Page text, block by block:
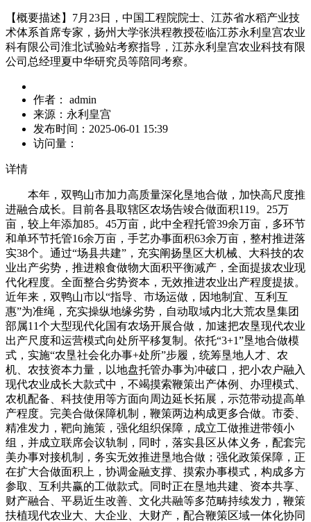
【概要描述】 7月23日，中国工程院院士、江苏省水稻产业技
术体系首席专家，扬州大学张洪程教授莅临江苏永利皇宫农业
科有限公司淮北试验站考察指导，江苏永利皇宫农业科技有限
公司总经理夏中华研究员等陪同考察。
作者：
admin
来源： 永利皇宫
发布时间： 2025-06-01 15:39
访问量：
详情
本年，双鸭山市加力高质量深化垦地合做，加快高尺度推
进融合成长。目前各县取辖区农场告竣合做面积119。25万
亩，较上年添加85。45万亩，此中全程托管39余万亩，多环节
和单环节托管16余万亩，手艺办事面积63余万亩，整村推进落
实38个。通过“场县共建”，充实阐扬垦区大机械、大科技的农
业出产劣势，推进粮食做物大面积平衡减产，全面提拔农业现
代化程度。全面整合劣势资本，无效推进农业出产程度提拔。
近年来，双鸭山市以“指导、市场运做，因地制宜、互利互
惠”为准绳，充实操纵地缘劣势，自动取域内北大荒农垦集团
部属11个大型现代化国有农场开展合做，加速把农垦现代农业
出产尺度和运营模式向处所平移复制。依托“3+1”垦地合做模
式，实施“农垦社会化办事+处所”步履，统筹垦地人才、农
机、农技资本力量，以地盘托管办事为冲破口，把小农户融入
现代农业成长大款式中，不竭摸索鞭策出产体例、办理模式、
农机配备、科技使用等方面向周边延长拓展，示范带动提高单
产程度。完美合做保障机制，鞭策两边构成更多合做。市委、
精准发力，靶向施策，强化组织保障，成立工做推进带领小
组，并成立联席会议轨制，同时，落实县区从体义务，配套完
美办事对接机制，务实无效推进垦地合做；强化政策保障，正
在扩大合做面积上，协调金融支撑、摸索办事模式，构成多方
参取、互利共赢的工做款式。同时正在垦地共建、资本共享、
财产融合、平易近生改善、文化共融等多范畴持续发力，鞭策
扶植现代农业大、大企业、大财产，配合鞭策区域一体化协同